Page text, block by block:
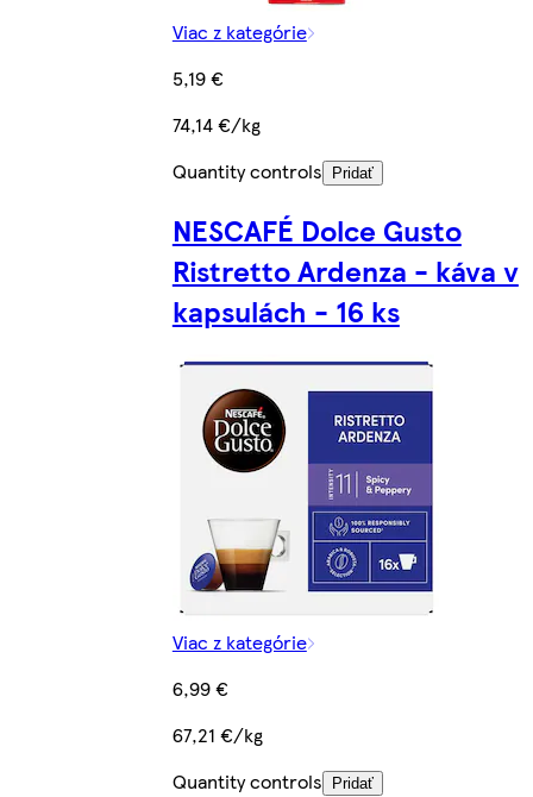
Viac z kategórie
5,19 €
74,14 €/kg
Quantity controls
Pridať
NESCAFÉ Dolce Gusto
Ristretto Ardenza - káva v
kapsulách - 16 ks
Viac z kategórie
6,99 €
67,21 €/kg
Quantity controls
Pridať